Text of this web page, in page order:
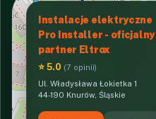
Instalacje elektryczne
Pro Installer - oficjalny
partner Eltrox
⭐ 5.0 (7 opinii)
Ul. Władysława Łokietka 1
44-190 Knurów, Śląskie